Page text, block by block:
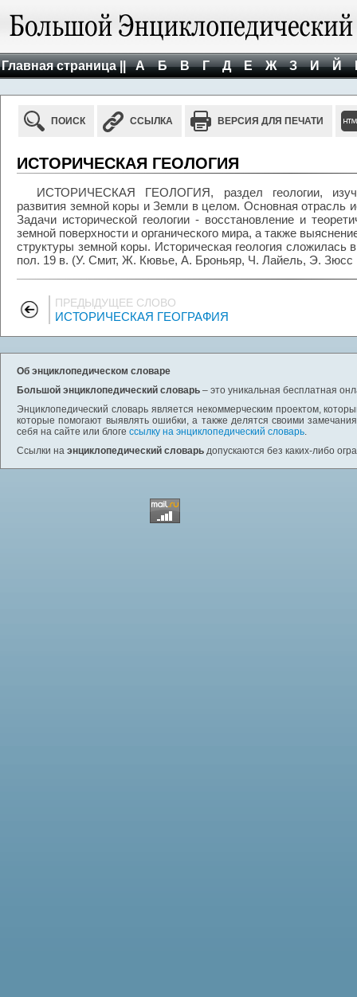
Главная страница || А Б В Г Д Е Ж З И Й
ПОИСК ССЫЛКА ВЕРСИЯ ДЛЯ ПЕЧАТИ
ИСТОРИЧЕСКАЯ ГЕОЛОГИЯ
ИСТОРИЧЕСКАЯ ГЕОЛОГИЯ, раздел геологии,
развития земной коры и Земли в целом. Основная отрасль
Задачи исторической геологии - восстановление и
земной поверхности и органического мира, а также
структуры земной коры. Историческая геология сложилась
пол. 19 в. (У. Смит, Ж. Кювье, А. Броньяр, Ч. Лайель, Э. Зюсс
ПРЕДЫДУЩЕЕ СЛОВО
ИСТОРИЧЕСКАЯ ГЕОГРАФИЯ
Об энциклопедическом словаре
Большой энциклопедический словарь – это уникальная бесплатная
Энциклопедический словарь является некоммерческим проектом,
которые помогают выявлять ошибки, а также делятся своими
себя на сайте или блоге ссылку на энциклопедический словарь.
Ссылки на энциклопедический словарь допускаются без каких-либо